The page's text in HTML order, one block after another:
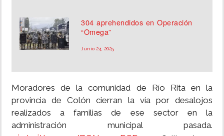
304 aprehendidos en Operación
“Omega”
Junio 24, 2025
Moradores de la comunidad de Río Rita en la
provincia de Colón cierran la vía por desalojos
realizados a familias de ese sector en la
administración municipal pasada.